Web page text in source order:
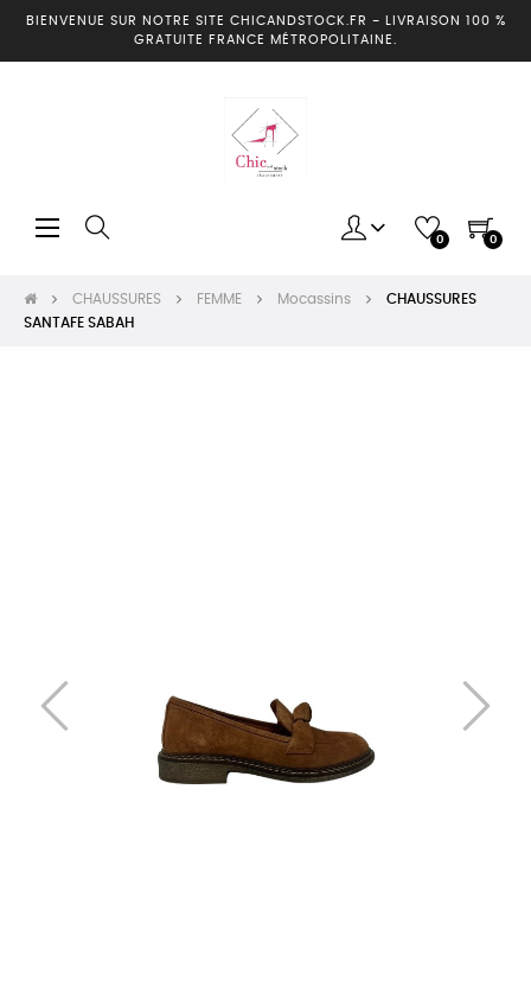
BIENVENUE SUR NOTRE SITE CHICANDSTOCK.FR -
LIVRAISON 100 %
GRATUITE FRANCE MÉTROPOLITAINE.
Basculer
☰ 0 0
CHAUSSURES FEMME Mocassins
CHAUSSURES
SANTAFE SABAH